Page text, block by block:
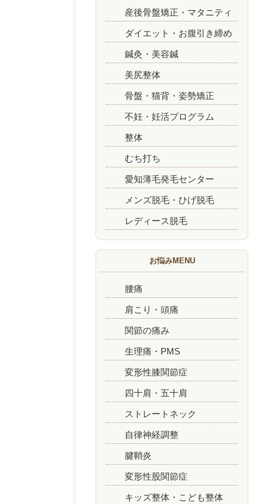
産後骨盤矯正・マタニティ
ダイエット・お腹引き締め
鍼灸・美容鍼
美尻整体
骨盤・猫背・姿勢矯正
不妊・妊活プログラム
整体
むち打ち
愛知薄毛発毛センター
メンズ脱毛・ひげ脱毛
レディース脱毛
お悩みMENU
腰痛
肩こり・頭痛
関節の痛み
生理痛・PMS
変形性膝関節症
四十肩・五十肩
ストレートネック
自律神経調整
腱鞘炎
変形性股関節症
キッズ整体・こども整体